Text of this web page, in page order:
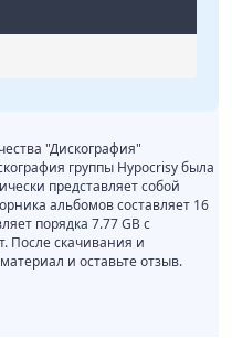
"Дискография"
группы Hypocrisy была
представляет собой
альбомов составляет 16
порядка 7.77 GB с
После скачивания и
и оставьте отзыв.